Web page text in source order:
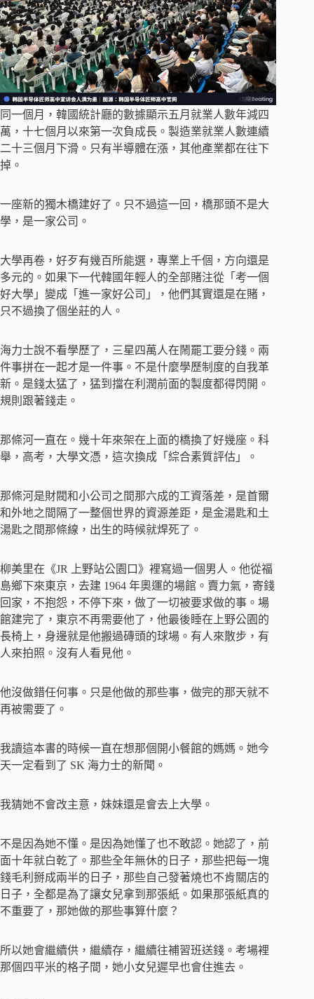
同一個月，韓國統計廳的數據顯示五月就業人數年減四
萬，十七個月以來第一次負成長。製造業就業人數連續
二十三個月下滑。只有半導體在漲，其他產業都在往下
掉。
一座新的獨木橋建好了。只不過這一回，橋那頭不是大
學，是一家公司。
大學再卷，好歹有幾百所能選，專業上千個，方向還是
多元的。如果下一代韓國年輕人的全部賭注從「考一個
好大學」變成「進一家好公司」，他們其實還是在賭，
只不過換了個坐莊的人。
海力士說不看學歷了，三星四萬人在鬧罷工要分錢。兩
件事拼在一起才是一件事。不是什麼學歷制度的自我革
新。是錢太猛了，猛到擋在利潤前面的製度都得閃開。
規則跟著錢走。
那條河一直在。幾十年來架在上面的橋換了好幾座。科
舉，高考，大學文憑，這次換成「綜合素質評估」。
那條河是財閥和小公司之間那六成的工資落差，是首爾
和外地之間隔了一整個世界的資源差距，是金湯匙和土
湯匙之間那條線，出生的時候就焊死了。
柳美里在《JR 上野站公園口》裡寫過一個男人。他從福
島鄉下來東京，去建 1964 年奧運的場館。賣力氣，寄錢
回家，不抱怨，不停下來，做了一切被要求做的事。場
館建完了，東京不再需要他了，他最後睡在上野公園的
長椅上，身邊就是他搬過磚頭的球場。有人來散步，有
人來拍照。沒有人看見他。
他沒做錯任何事。只是他做的那些事，做完的那天就不
再被需要了。
我讀這本書的時候一直在想那個開小餐館的媽媽。她今
天一定看到了 SK 海力士的新聞。
我猜她不會改主意，妹妹還是會去上大學。
不是因為她不懂。是因為她懂了也不敢認。她認了，前
面十年就白乾了。那些全年無休的日子，那些把每一塊
錢毛利掰成兩半的日子，那些自己發著燒也不肯關店的
日子，全都是為了讓女兒拿到那張紙。如果那張紙真的
不重要了，那她做的那些事算什麼？
所以她會繼續供，繼續存，繼續往補習班送錢。考場裡
那個四平米的格子間，她小女兒遲早也會住進去。